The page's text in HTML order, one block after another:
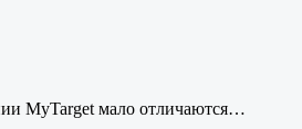
MyTarget мало отличаются…